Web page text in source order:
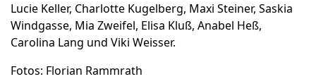
Lucie Keller, Charlotte Kugelberg, Maxi Steiner, Saskia
Windgasse, Mia Zweifel, Elisa Kluß, Anabel Heß,
Carolina Lang und Viki Weisser.
Fotos: Florian Rammrath